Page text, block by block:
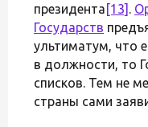
президента [13] .
Государств
ультиматум, что
в должности, то
списков. Тем не
страны сами